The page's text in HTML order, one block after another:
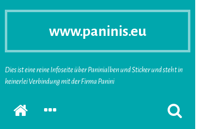
www.paninis.eu
Dies ist eine reine Infoseite über Paninialben und Sticker und steht in
keinerlei Verbindung mit der Firma Panini
Startseite
SEKUNDÄRE
ERSCHEINEN